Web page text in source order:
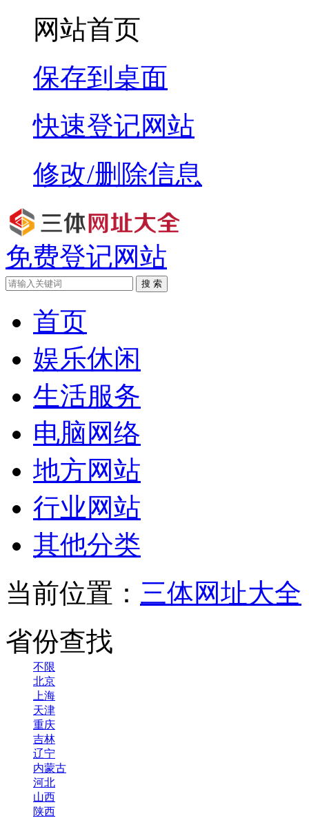
网站首页
保存到桌面
快速登记网站
修改/删除信息
免费登记网站
搜 索
首页
娱乐休闲
生活服务
电脑网络
地方网站
行业网站
其他分类
当前位置： 三体网址大全
省份查找
不限
北京
上海
天津
重庆
吉林
辽宁
内蒙古
河北
山西
陕西